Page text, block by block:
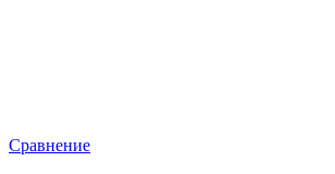
Сравнение